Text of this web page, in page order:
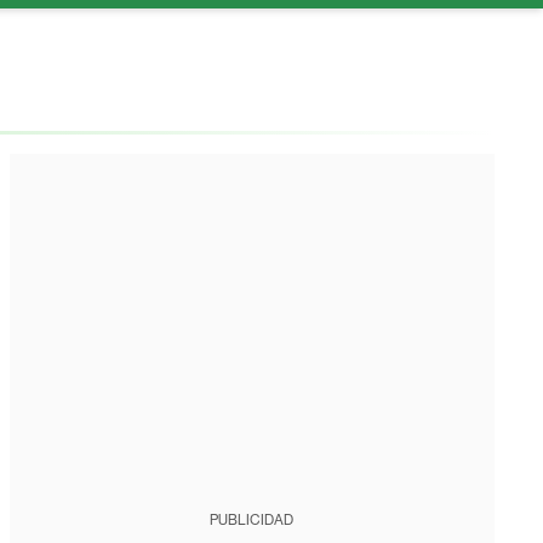
PUBLICIDAD